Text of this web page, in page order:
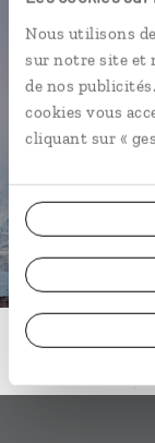
Nous utilisons
sur notre site et
de nos
cookies vous
cliquant sur «
Canoë